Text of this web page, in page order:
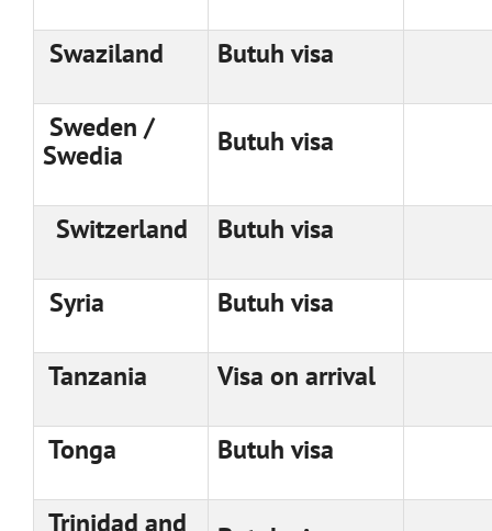
Swaziland Butuh visa
Sweden /
Swedia
Butuh visa
Switzerland Butuh visa
Syria Butuh visa
Tanzania Visa on arrival
Tonga Butuh visa
Trinidad and